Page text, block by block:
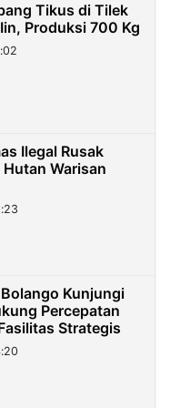
Tikus di Tilek
Produksi 700 Kg
Ilegal Rusak
Warisan
Kunjungi
Percepatan
Strategis